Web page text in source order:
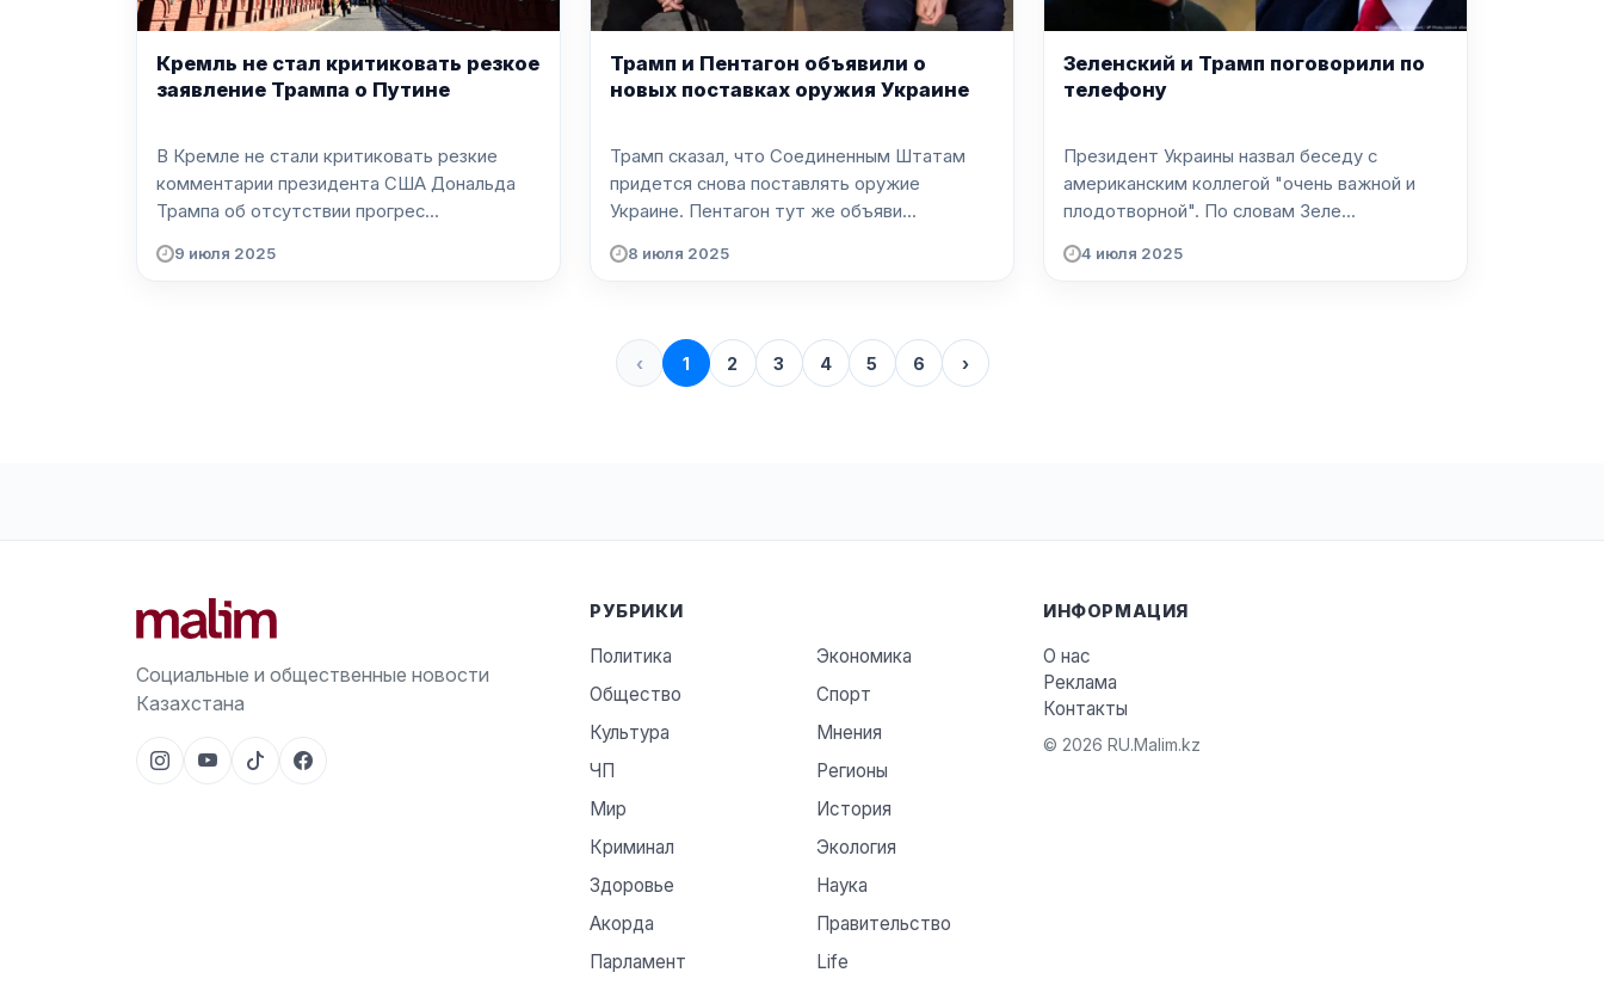
Кремль не стал критиковать резкое
заявление Трампа о Путине
В Кремле не стали критиковать резкие
комментарии президента США Дональда
Трампа об отсутствии прогрес...
9 июля 2025
Трамп и Пентагон объявили о
новых поставках оружия Украине
Трамп сказал, что Соединенным Штатам
придется снова поставлять оружие
Украине. Пентагон тут же объяви...
8 июля 2025
Зеленский и Трамп поговорили по
телефону
Президент Украины назвал беседу с
американским коллегой "очень важной и
плодотворной". По словам Зеле...
4 июля 2025
‹ 1 2 3 4 5 6 ›
Социальные и общественные новости
Казахстана
РУБРИКИ
Политика
Экономика
Общество
Спорт
Культура
Мнения
ЧП
Регионы
Мир
История
Криминал
Экология
Здоровье
Наука
Акорда
Правительство
Парламент
Life
ИНФОРМАЦИЯ
О нас
Реклама
Контакты
© 2026 RU.Malim.kz